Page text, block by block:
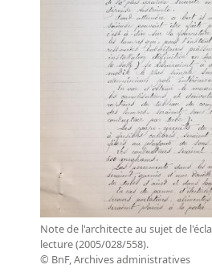
Note de l'architecte au sujet de
lecture (2005/028/558).
© BnF, Archives administratives